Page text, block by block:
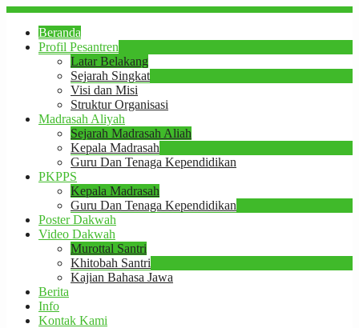
Beranda
Profil Pesantren
Latar Belakang
Sejarah Singkat
Visi dan Misi
Struktur Organisasi
Madrasah Aliyah
Sejarah Madrasah Aliah
Kepala Madrasah
Guru Dan Tenaga Kependidikan
PKPPS
Kepala Madrasah
Guru Dan Tenaga Kependidikan
Poster Dakwah
Video Dakwah
Murottal Santri
Khitobah Santri
Kajian Bahasa Jawa
Berita
Info
Kontak Kami